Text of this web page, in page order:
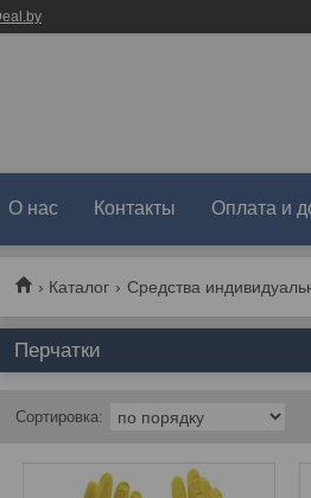
О нас Контакты Оплата и
Каталог Средства
Перчатки